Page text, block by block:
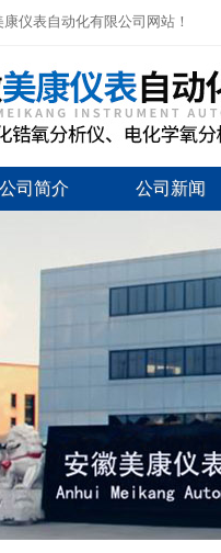
仪表自动化有限公司网站！
公司简介 公司新闻